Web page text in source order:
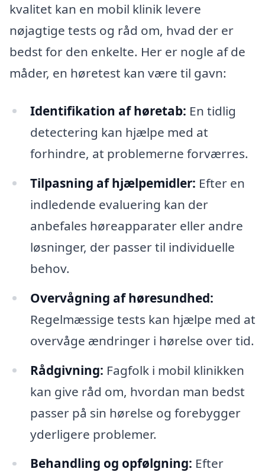
kvalitet kan en mobil klinik levere
nøjagtige tests og råd om, hvad der er
bedst for den enkelte. Her er nogle af de
måder, en høretest kan være til gavn:
Identifikation af høretab: En tidlig
detectering kan hjælpe med at
forhindre, at problemerne forværres.
Tilpasning af hjælpemidler: Efter en
indledende evaluering kan der
anbefales høreapparater eller andre
løsninger, der passer til individuelle
behov.
Overvågning af høresundhed:
Regelmæssige tests kan hjælpe med at
overvåge ændringer i hørelse over tid.
Rådgivning: Fagfolk i mobil klinikken
kan give råd om, hvordan man bedst
passer på sin hørelse og forebygger
yderligere problemer.
Behandling og opfølgning: Efter